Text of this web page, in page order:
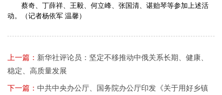
蔡奇、丁薛祥、王毅、何立峰、张国清、谌贻琴等参加上述活
动。（记者杨依军 温馨）
上一篇： 新华社评论员：坚定不移推动中俄关系长期、健康、
稳定、高质量发展
下一篇： 中共中央办公厅、国务院办公厅印发《关于用好乡镇